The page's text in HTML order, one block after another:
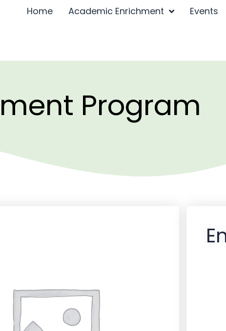
Home Academic Enrichment Events
Program